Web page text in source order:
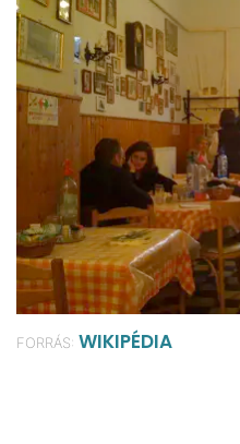
FORRÁS: WIKIPÉDIA